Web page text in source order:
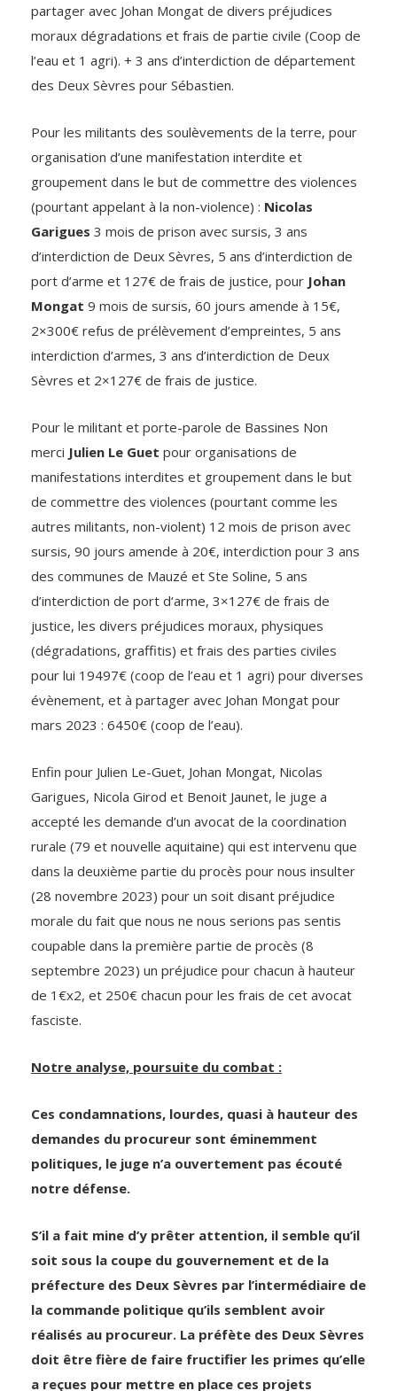
partager avec Johan Mongat de divers préjudices
moraux dégradations et frais de partie civile (Coop de
l’eau et 1 agri). + 3 ans d’interdiction de département
des Deux Sèvres pour Sébastien.
Pour les militants des soulèvements de la terre, pour
organisation d’une manifestation interdite et
groupement dans le but de commettre des violences
(pourtant appelant à la non-violence) : Nicolas
Garigues 3 mois de prison avec sursis, 3 ans
d’interdiction de Deux Sèvres, 5 ans d’interdiction de
port d’arme et 127€ de frais de justice, pour Johan
Mongat 9 mois de sursis, 60 jours amende à 15€,
2×300€ refus de prélèvement d’empreintes, 5 ans
interdiction d’armes, 3 ans d’interdiction de Deux
Sèvres et 2×127€ de frais de justice.
Pour le militant et porte-parole de Bassines Non
merci Julien Le Guet pour organisations de
manifestations interdites et groupement dans le but
de commettre des violences (pourtant comme les
autres militants, non-violent) 12 mois de prison avec
sursis, 90 jours amende à 20€, interdiction pour 3 ans
des communes de Mauzé et Ste Soline, 5 ans
d’interdiction de port d‘arme, 3×127€ de frais de
justice, les divers préjudices moraux, physiques
(dégradations, graffitis) et frais des parties civiles
pour lui 19497€ (coop de l’eau et 1 agri) pour diverses
évènement, et à partager avec Johan Mongat pour
mars 2023 : 6450€ (coop de l’eau).
Enfin pour Julien Le-Guet, Johan Mongat, Nicolas
Garigues, Nicola Girod et Benoit Jaunet, le juge a
accepté les demande d’un avocat de la coordination
rurale (79 et nouvelle aquitaine) qui est intervenu que
dans la deuxième partie du procès pour nous insulter
(28 novembre 2023) pour un soit disant préjudice
morale du fait que nous ne nous serions pas sentis
coupable dans la première partie de procès (8
septembre 2023) un préjudice pour chacun à hauteur
de 1€x2, et 250€ chacun pour les frais de cet avocat
fasciste.
Notre analyse, poursuite du combat :
Ces condamnations, lourdes, quasi à hauteur des
demandes du procureur sont éminemment
politiques, le juge n’a ouvertement pas écouté
notre défense.
S’il a fait mine d’y prêter attention, il semble qu’il
soit sous la coupe du gouvernement et de la
préfecture des Deux Sèvres par l’intermédiaire de
la commande politique qu’ils semblent avoir
réalisés au procureur. La préfète des Deux Sèvres
doit être fière de faire fructifier les primes qu’elle
a reçues pour mettre en place ces projets